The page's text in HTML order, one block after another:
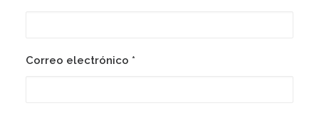
Correo electrónico *